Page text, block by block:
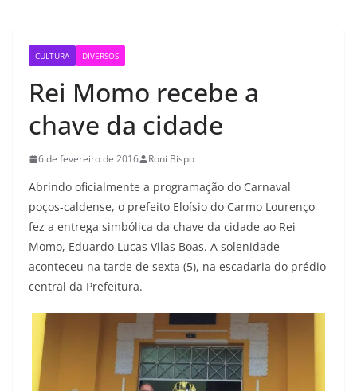
CULTURA DIVERSOS
Rei Momo recebe a
chave da cidade
6 de fevereiro de 2016 Roni Bispo
Abrindo oficialmente a programação do Carnaval
poços-caldense, o prefeito Eloísio do Carmo Lourenço
fez a entrega simbólica da chave da cidade ao Rei
Momo, Eduardo Lucas Vilas Boas. A solenidade
aconteceu na tarde de sexta (5), na escadaria do prédio
central da Prefeitura.